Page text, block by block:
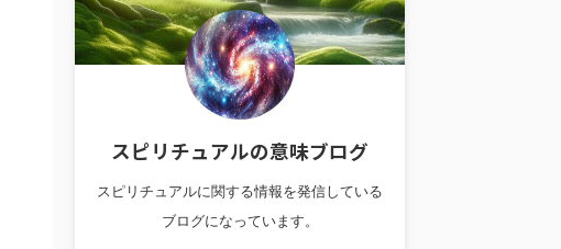
スピリチュアルの意味ブログ
スピリチュアルに関する情報を発信している
ブログになっています。